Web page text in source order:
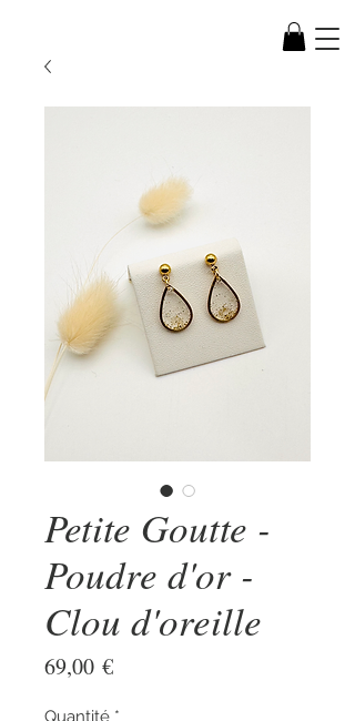
Petite Goutte -
Poudre d'or -
Clou d'oreille
69,00 €Prix
Quantité *